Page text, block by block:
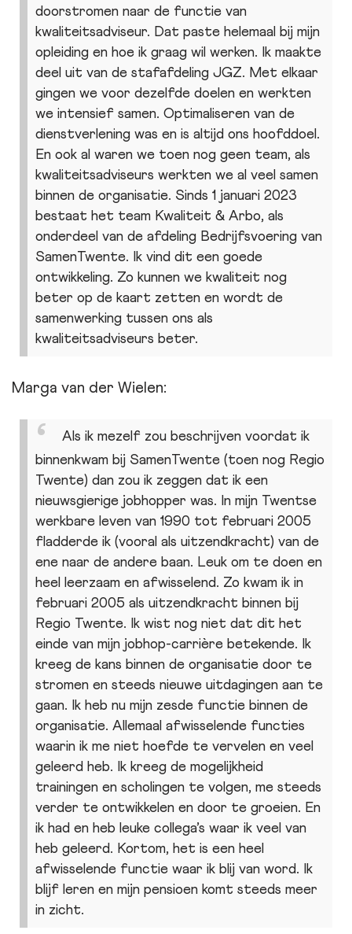
doorstromen naar de functie van
kwaliteitsadviseur. Dat paste helemaal bij mijn
opleiding en hoe ik graag wil werken. Ik maakte
deel uit van de stafafdeling JGZ. Met elkaar
gingen we voor dezelfde doelen en werkten
we intensief samen. Optimaliseren van de
dienstverlening was en is altijd ons hoofddoel.
En ook al waren we toen nog geen team, als
kwaliteitsadviseurs werkten we al veel samen
binnen de organisatie. Sinds 1 januari 2023
bestaat het team Kwaliteit & Arbo, als
onderdeel van de afdeling Bedrijfsvoering van
SamenTwente. Ik vind dit een goede
ontwikkeling. Zo kunnen we kwaliteit nog
beter op de kaart zetten en wordt de
samenwerking tussen ons als
kwaliteitsadviseurs beter.
Marga van der Wielen:
Als ik mezelf zou beschrijven voordat ik
binnenkwam bij SamenTwente (toen nog Regio
Twente) dan zou ik zeggen dat ik een
nieuwsgierige jobhopper was. In mijn Twentse
werkbare leven van 1990 tot februari 2005
fladderde ik (vooral als uitzendkracht) van de
ene naar de andere baan. Leuk om te doen en
heel leerzaam en afwisselend. Zo kwam ik in
februari 2005 als uitzendkracht binnen bij
Regio Twente. Ik wist nog niet dat dit het
einde van mijn jobhop-carrière betekende. Ik
kreeg de kans binnen de organisatie door te
stromen en steeds nieuwe uitdagingen aan te
gaan. Ik heb nu mijn zesde functie binnen de
organisatie. Allemaal afwisselende functies
waarin ik me niet hoefde te vervelen en veel
geleerd heb. Ik kreeg de mogelijkheid
trainingen en scholingen te volgen, me steeds
verder te ontwikkelen en door te groeien. En
ik had en heb leuke collega’s waar ik veel van
heb geleerd. Kortom, het is een heel
afwisselende functie waar ik blij van word. Ik
blijf leren en mijn pensioen komt steeds meer
in zicht.